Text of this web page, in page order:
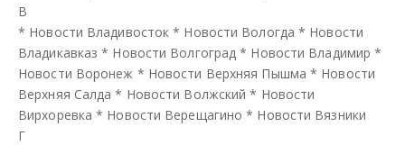
В
* Новости Владивосток * Новости Вологда * Новости
Владикавказ * Новости Волгоград * Новости Владимир *
Новости Воронеж * Новости Верхняя Пышма * Новости
Верхняя Салда * Новости Волжский * Новости
Вирхоревка * Новости Верещагино * Новости Вязники
Г